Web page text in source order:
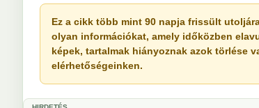
Ez a cikk több mint 90 napja frissült
olyan információkat, amely időközben
képek, tartalmak hiányoznak azok törlése
elérhetőségeinken.